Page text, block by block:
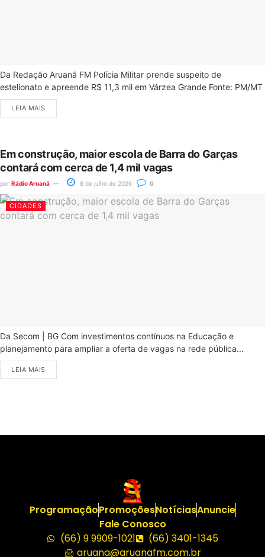
Da Redação Aruanã FM Polícia Militar prende suspeito de
estelionato e apreende R$ 11,3 mil em Várzea Grande Fonte: PM/MT
LEIA MAIS
Em construção, maior escola de Barra do Garças
contará com cerca de 1,4 mil vagas
por Rádio Aruanã 8 de julho de 2026 0
CIDADES
Da Secom | BG Com investimentos contínuos na Educação e
planejamento para ampliar a oferta de vagas na rede pública...
LEIA MAIS
ProgramaçãoPromoçõesNotíciasAnuncie
Fale Conosco
(66) 9 9909-1021
(66) 3401-1345
aruana@aruanafm.com.br